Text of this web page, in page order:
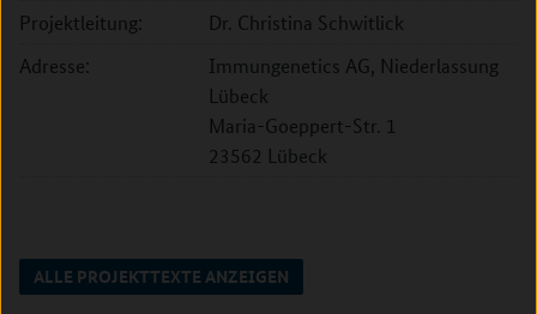
Projektleitung:
Dr. Christina Schwitlick
Adresse:
Immungenetics AG, Niederlassung
Lübeck
Maria-Goeppert-Str. 1
23562 Lübeck
ALLE PROJEKTTEXTE ANZEIGEN